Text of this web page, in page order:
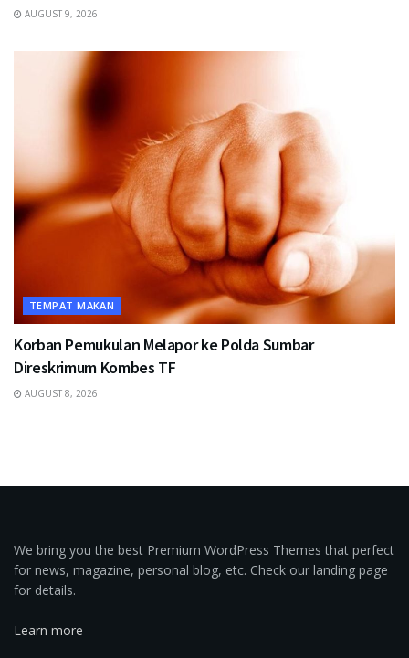
AUGUST 9, 2026
TEMPAT MAKAN
Korban Pemukulan Melapor ke Polda Sumbar
Direskrimum Kombes TF
AUGUST 8, 2026
We bring you the best Premium WordPress Themes that perfect
for news, magazine, personal blog, etc. Check our landing page
for details.
Learn more